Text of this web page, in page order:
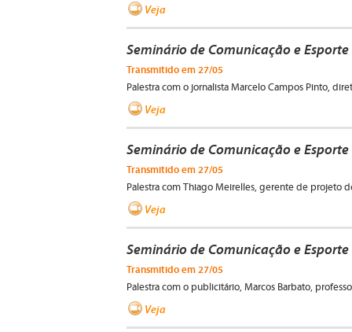
Veja
Seminário de Comunicação e Esporte
Transmitido em 27/05
Palestra com o jornalista Marcelo Campos Pinto,
Veja
Seminário de Comunicação e Esporte
Transmitido em 27/05
Palestra com Thiago Meirelles, gerente de projeto
Veja
Seminário de Comunicação e Esporte
Transmitido em 27/05
Palestra com o publicitário, Marcos Barbato,
Veja